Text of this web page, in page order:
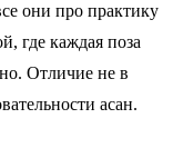
они про практику
где каждая поза
Отличие не в
асан.